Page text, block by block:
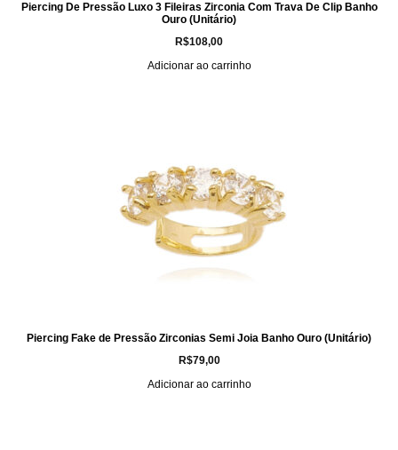
Piercing De Pressão Luxo 3 Fileiras Zirconia Com Trava De Clip Banho
Ouro (Unitário)
R$108,00
Adicionar ao carrinho
Piercing Fake de Pressão Zirconias Semi Joia Banho Ouro (Unitário)
R$79,00
Adicionar ao carrinho